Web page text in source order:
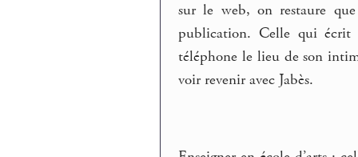
sur le web, on restaure
publication. Celle qui écrit
téléphone le lieu de son
voir revenir avec Jabès.